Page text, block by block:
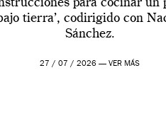
para cocinar un
tierra’, codirigido con
Sánchez.
27 / 07 / 2026 —VER MÁS